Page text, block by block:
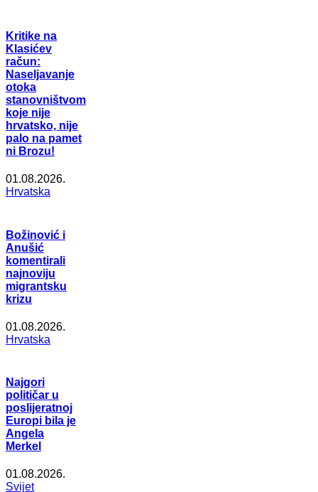
Kritike na
Klasićev
račun:
Naseljavanje
otoka
stanovništvom
koje nije
hrvatsko, nije
palo na pamet
ni Brozu!
01.08.2026.
Hrvatska
Božinović i
Anušić
komentirali
najnoviju
migrantsku
krizu
01.08.2026.
Hrvatska
Najgori
političar u
poslijeratnoj
Europi bila je
Angela
Merkel
01.08.2026.
Svijet